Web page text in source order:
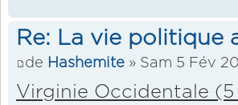
Re: La vie politique
de Hashemite » Sam 5 Fév
Virginie Occidentale (5